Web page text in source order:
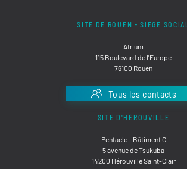
SITE DE ROUEN - SIÈGE SOCIAL
Atrium
115 Boulevard de l'Europe
76100 Rouen
Tous les contacts
SITE D'HÉROUVILLE
Pentacle - Bâtiment C
5 avenue de Tsukuba
14200 Hérouville Saint-Clair